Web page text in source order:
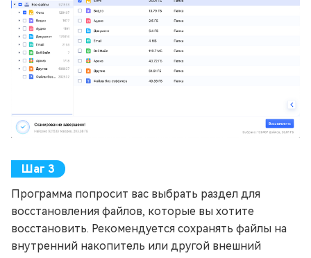
Программа попросит вас выбрать раздел для
восстановления файлов, которые вы хотите
восстановить. Рекомендуется сохранять файлы на
внутренний накопитель или другой внешний